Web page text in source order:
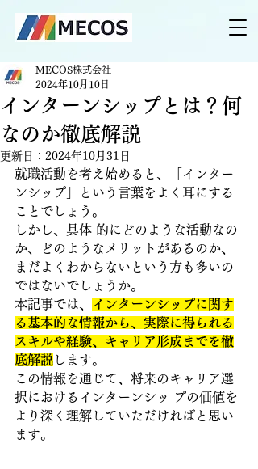
インターンシップとは？何
なのか徹底解説
MECOS株式会社
2024年10月10日
更新日： 2024年10月31日
就職活動を考え始めると、「インター
ンシップ」という言葉をよく耳にする
ことでしょう。
しかし、具体 的にどのような活動なの
か、どのようなメリットがあるのか、
まだよくわからないという方も多いの
ではないでしょうか。
本記事では、 インターンシップに関す
る基本的な情報から、実際に得られる
スキルや経験、キャリア形成までを徹
底解説 します。
この情報を通じて、将来のキャリア選
択におけるインターンシッ プの価値を
より深く理解していただければと思い
ます。